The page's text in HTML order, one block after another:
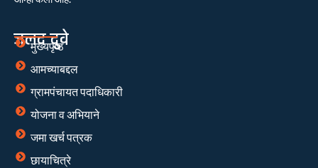
जलद दुवे
मुख्यपृष्ठ
आमच्याबद्दल
ग्रामपंचायत पदाधिकारी
योजना व अभियाने
जमा खर्च पत्रक
छायाचित्रे